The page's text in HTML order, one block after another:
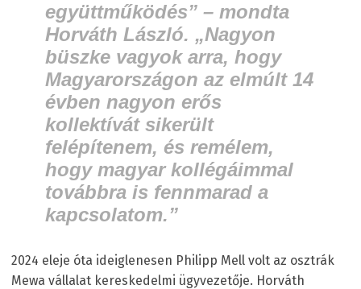
együttműködés” – mondta
Horváth László. „Nagyon
büszke vagyok arra, hogy
Magyarországon az elmúlt 14
évben nagyon erős
kollektívát sikerült
felépítenem, és remélem,
hogy magyar kollégáimmal
továbbra is fennmarad a
kapcsolatom.”
2024 eleje óta ideiglenesen Philipp Mell volt az osztrák
Mewa vállalat kereskedelmi ügyvezetője. Horváth